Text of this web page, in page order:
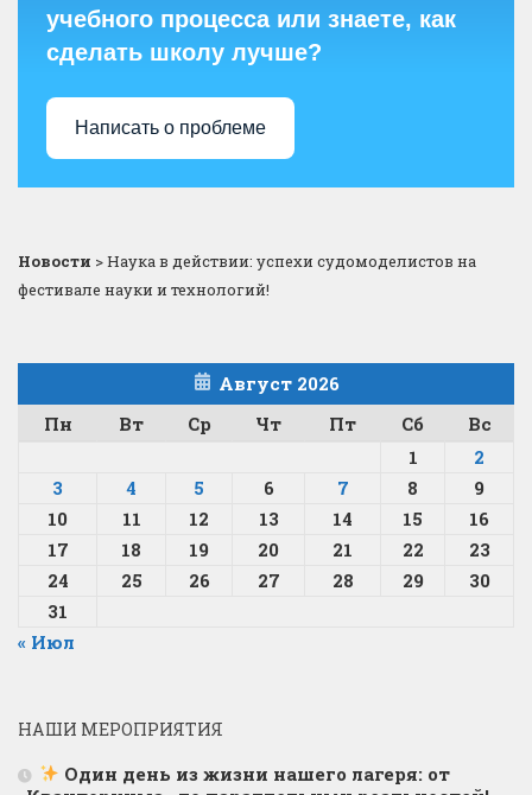
учебного процесса или знаете, как
сделать школу лучше?
Написать о проблеме
Новости >Наука в действии: успехи судомоделистов на
фестивале науки и технологий!
Август 2026
Пн
Вт Ср Чт Пт Сб
Вс
1
2
3
4 5 6 7 8
9
10
11 12 13 14 15
16
17
18 19 20 21 22
23
24
25 26 27 28 29
30
31
« Июл
НАШИ МЕРОПРИЯТИЯ
Один день из жизни нашего лагеря: от